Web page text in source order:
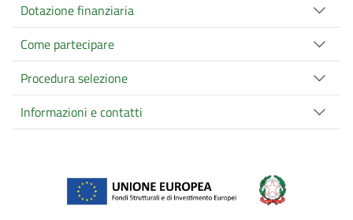
Dotazione finanziaria
Come partecipare
Procedura selezione
Informazioni e contatti